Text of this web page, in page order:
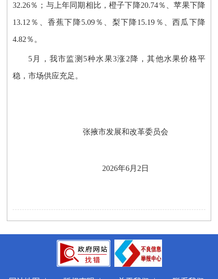
32.26％；与上年同期相比，橙子下降20.74％、苹果下降
13.12％、香蕉下降5.09％、梨下降15.19％、西瓜下降
4.82％。
5月，我市监测5种水果3涨2降，其他水果价格平
稳，市场供应充足。
张掖市发展和改革委员会
2026年6月2日